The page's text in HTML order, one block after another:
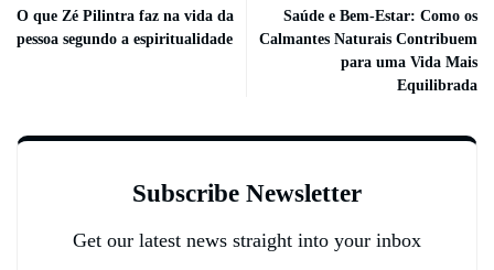
O que Zé Pilintra faz na vida da
pessoa segundo a espiritualidade
Saúde e Bem-Estar: Como os
Calmantes Naturais Contribuem
para uma Vida Mais
Equilibrada
Subscribe Newsletter
Get our latest news straight into your inbox